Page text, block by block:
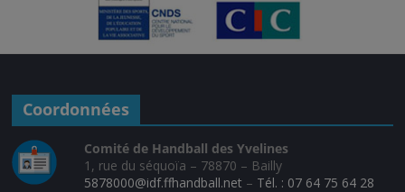
Coordonnées
Comité de Handball des Yvelines
1, rue du séquoïa – 78870 – Bailly
5878000@idf.ffhandball.net – Tél. : 07 64 75 64 28